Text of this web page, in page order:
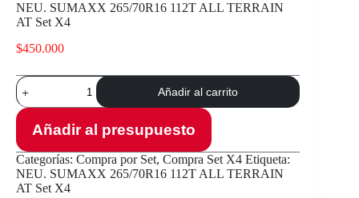
NEU. SUMAXX 265/70R16 112T ALL TERRAIN
AT Set X4
$450.000
NEU.
SUMAXX
265/70R16
112T
ALL
TERRAIN
AT
Set
X4
Añadir al carrito
Añadir al presupuesto
Categorías: Compra por Set, Compra Set X4 Etiqueta:
NEU. SUMAXX 265/70R16 112T ALL TERRAIN
AT Set X4